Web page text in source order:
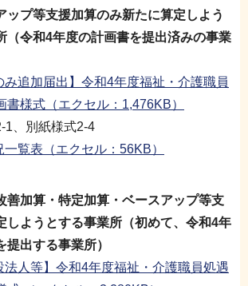
ップ等支援加算のみ新たに算定しよう
（令和4年度の計画書を提出済みの事業
み追加届出】令和4年度福祉・介護職員
書様式（エクセル：1,476KB）
、別紙様式2-4
覧表（エクセル：56KB）
善加算・特定加算・ベースアップ等支
しようとする事業所 （初めて、令和4年
提出する事業所）
法人等】令和4年度福祉・介護職員処遇